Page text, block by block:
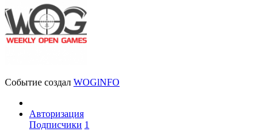
Событие создал WOGlNFO
Авторизация
Подписчики 1